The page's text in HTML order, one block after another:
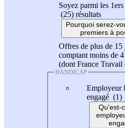
Soyez parmi les
(25) résultats
Pourquoi serez-
premiers à
Offres de plus de 15
comptant moins de
(dont France Travail
HANDICAP
Employeur
engagé (1)
Qu'est-